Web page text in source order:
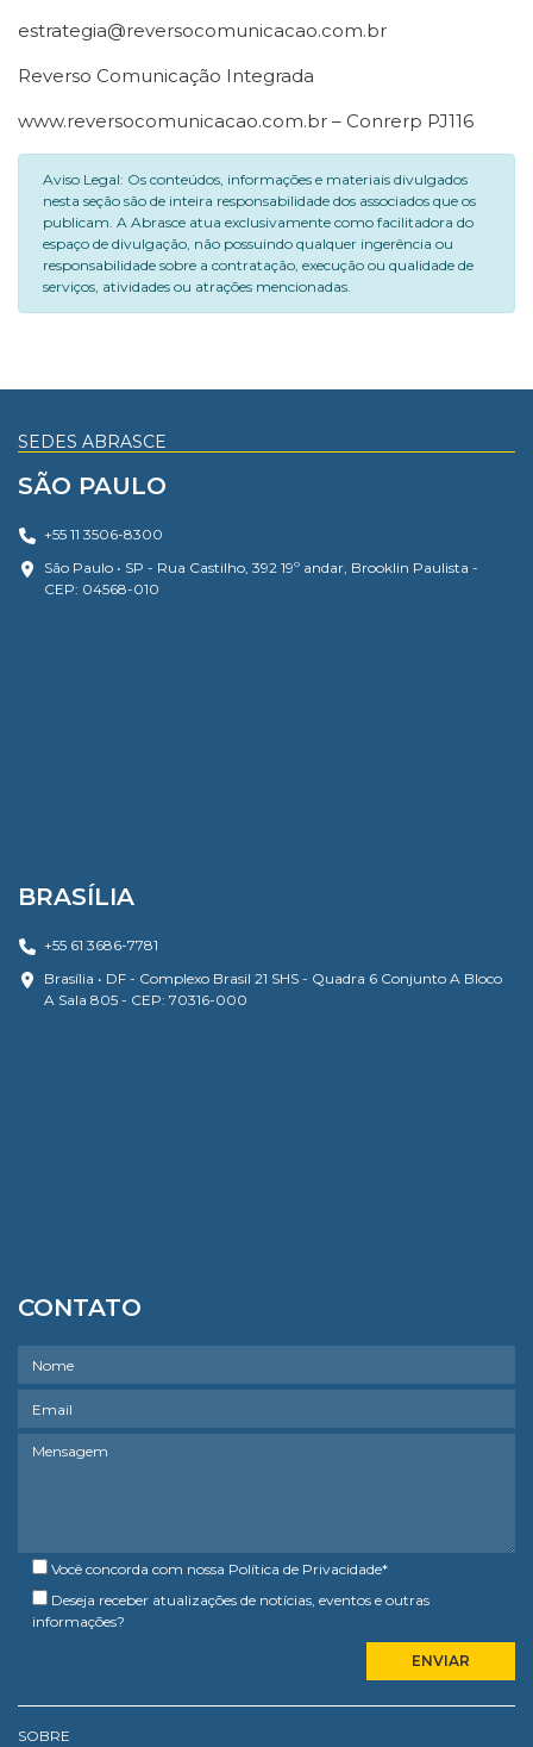
estrategia@reversocomunicacao.com.br
Reverso Comunicação Integrada
www.reversocomunicacao.com.br – Conrerp PJ116
Aviso Legal: Os conteúdos, informações e materiais divulgados
nesta seção são de inteira responsabilidade dos associados que os
publicam. A Abrasce atua exclusivamente como facilitadora do
espaço de divulgação, não possuindo qualquer ingerência ou
responsabilidade sobre a contratação, execução ou qualidade de
serviços, atividades ou atrações mencionadas.
SEDES ABRASCE
SÃO PAULO
+55 11 3506-8300
São Paulo • SP - Rua Castilho, 392 19º andar, Brooklin Paulista -
CEP: 04568-010
BRASÍLIA
+55 61 3686-7781
Brasília • DF - Complexo Brasil 21 SHS - Quadra 6 Conjunto A Bloco
A Sala 805 - CEP: 70316-000
CONTATO
Você concorda com nossa Política de Privacidade*
Deseja receber atualizações de notícias, eventos e outras
informações?
SOBRE